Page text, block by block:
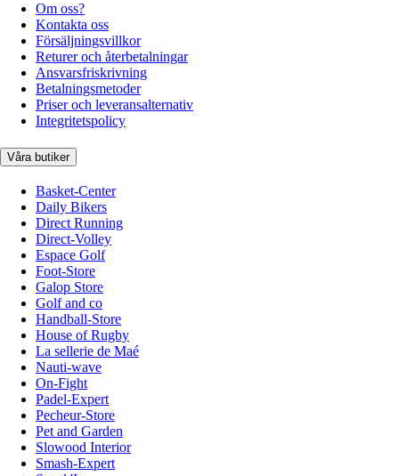
Om oss?
Kontakta oss
Försäljningsvillkor
Returer och återbetalningar
Ansvarsfriskrivning
Betalningsmetoder
Priser och leveransalternativ
Integritetspolicy
Våra butiker
Basket-Center
Daily Bikers
Direct Running
Direct-Volley
Espace Golf
Foot-Store
Galop Store
Golf and co
Handball-Store
House of Rugby
La sellerie de Maé
Nauti-wave
On-Fight
Padel-Expert
Pecheur-Store
Pet and Garden
Slowood Interior
Smash-Expert